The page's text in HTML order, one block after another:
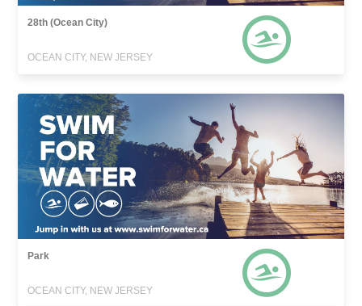
28th (Ocean City)
OCEAN CITY, NEW JERSEY
Park
OCEAN CITY, NEW JERSEY